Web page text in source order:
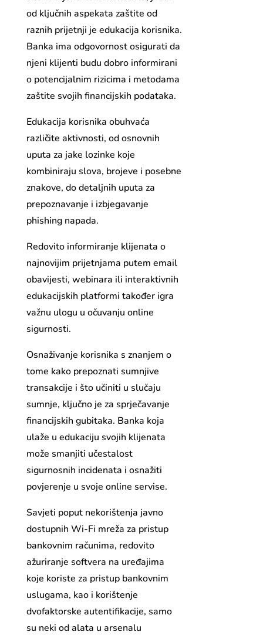
od ključnih aspekata zaštite od
raznih prijetnji je edukacija korisnika.
Banka ima odgovornost osigurati da
njeni klijenti budu dobro informirani
o potencijalnim rizicima i metodama
zaštite svojih financijskih podataka.
Edukacija korisnika obuhvaća
različite aktivnosti, od osnovnih
uputa za jake lozinke koje
kombiniraju slova, brojeve i posebne
znakove, do detaljnih uputa za
prepoznavanje i izbjegavanje
phishing napada.
Redovito informiranje klijenata o
najnovijim prijetnjama putem email
obavijesti, webinara ili interaktivnih
edukacijskih platformi također igra
važnu ulogu u očuvanju online
sigurnosti.
Osnaživanje korisnika s znanjem o
tome kako prepoznati sumnjive
transakcije i što učiniti u slučaju
sumnje, ključno je za sprječavanje
financijskih gubitaka. Banka koja
ulaže u edukaciju svojih klijenata
može smanjiti učestalost
sigurnosnih incidenata i osnažiti
povjerenje u svoje online servise.
Savjeti poput nekorištenja javno
dostupnih Wi-Fi mreža za pristup
bankovnim računima, redovito
ažuriranje softvera na uređajima
koje koriste za pristup bankovnim
uslugama, kao i korištenje
dvofaktorske autentifikacije, samo
su neki od alata u arsenalu